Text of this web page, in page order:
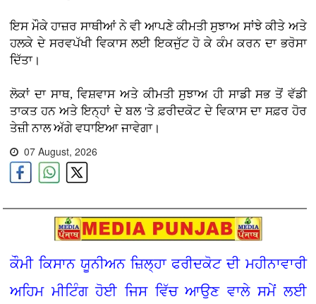
ਇਸ ਮੌਕੇ ਹਾਜ਼ਰ ਸਾਥੀਆਂ ਨੇ ਵੀ ਆਪਣੇ ਕੀਮਤੀ ਸੁਝਾਅ ਸਾਂਝੇ ਕੀਤੇ ਅਤੇ
ਹਲਕੇ ਦੇ ਸਰਵਪੱਖੀ ਵਿਕਾਸ ਲਈ ਇਕਜੁੱਟ ਹੋ ਕੇ ਕੰਮ ਕਰਨ ਦਾ ਭਰੋਸਾ
ਦਿੱਤਾ।
ਲੋਕਾਂ ਦਾ ਸਾਥ, ਵਿਸ਼ਵਾਸ ਅਤੇ ਕੀਮਤੀ ਸੁਝਾਅ ਹੀ ਸਾਡੀ ਸਭ ਤੋਂ ਵੱਡੀ
ਤਾਕਤ ਹਨ ਅਤੇ ਇਨ੍ਹਾਂ ਦੇ ਬਲ 'ਤੇ ਫ਼ਰੀਦਕੋਟ ਦੇ ਵਿਕਾਸ ਦਾ ਸਫ਼ਰ ਹੋਰ
ਤੇਜ਼ੀ ਨਾਲ ਅੱਗੇ ਵਧਾਇਆ ਜਾਵੇਗਾ।
07 August, 2026
ਕੌਮੀ ਕਿਸਾਨ ਯੂਨੀਅਨ ਜ਼ਿਲ੍ਹਾ ਫਰੀਦਕੋਟ ਦੀ ਮਹੀਨਾਵਾਰੀ
ਅਹਿਮ ਮੀਟਿੰਗ ਹੋਈ ਜਿਸ ਵਿੱਚ ਆਉਣ ਵਾਲੇ ਸਮੇਂ ਲਈ